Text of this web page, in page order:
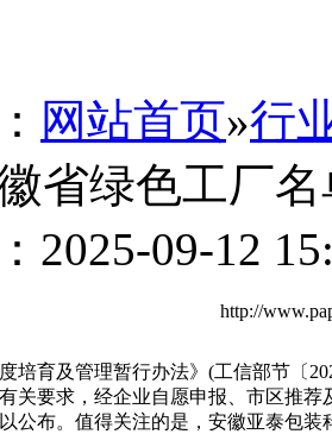
网站首页»行
省绿色工厂
2025-09-12
http://
育及管理暂行办法》(工信部节〔
关要求，经企业自愿申报、市区推
公布。值得关注的是，安徽亚泰包